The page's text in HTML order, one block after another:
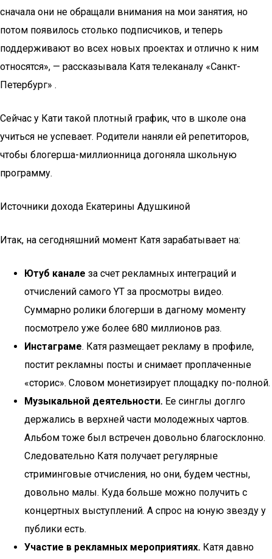
сначала они не обращали внимания на мои занятия, но
потом появилось столько подписчиков, и теперь
поддерживают во всех новых проектах и отлично к ним
относятся», — рассказывала Катя телеканалу «Санкт-
Петербург» .
Сейчас у Кати такой плотный график, что в школе она
учиться не успевает. Родители наняли ей репетиторов,
чтобы блогерша-миллионница догоняла школьную
программу.
Источники дохода Екатерины Адушкиной
Итак, на сегодняшний момент Катя зарабатывает на:
Ютуб канале за счет рекламных интеграций и
отчислений самого YT за просмотры видео.
Суммарно ролики блогерши в дагному моменту
посмотрело уже более 680 миллионов раз.
Инстаграме. Катя размещает рекламу в профиле,
постит рекламны посты и снимает проплаченные
«сторис». Словом монетизирует площадку по-полной.
Музыкальной деятельности. Ее синглы доглго
держались в верхней части молодежных чартов.
Альбом тоже был встречен довольно благосклонно.
Следовательно Катя получает регулярные
стриминговые отчисления, но они, будем честны,
довольно малы. Куда больше можно получить с
концертных выступлений. А спрос на юную звезду у
публики есть.
Участие в рекламных мероприятиях. Катя давно